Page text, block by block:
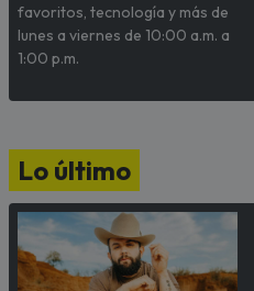
favoritos, tecnología y más de
lunes a viernes de 10:00 a.m. a
1:00 p.m.
Lo último